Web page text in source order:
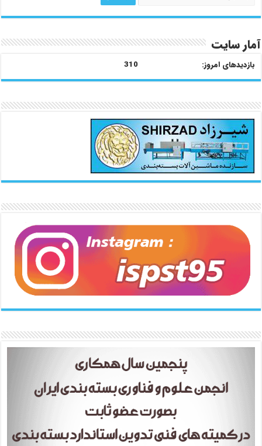
آمار سایت
بازدیدهای امروز: 310